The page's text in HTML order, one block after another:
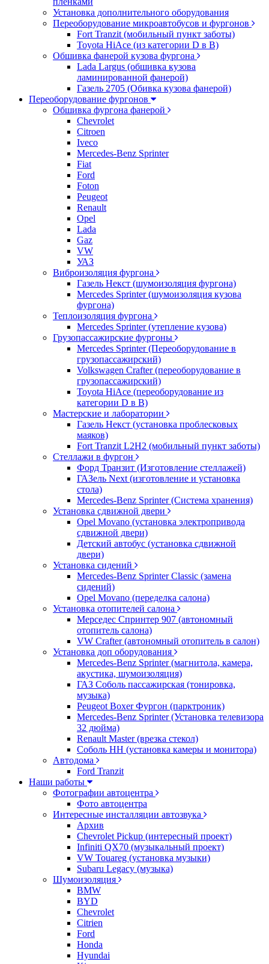
Установка дополнительного оборудования
Переоборудование микроавтобусов и фургонов
Fort Tranzit (мобильный пункт заботы)
Toyota HiAce (из категории D в B)
Обшивка фанерой кузова фургона
Lada Largus (обшивка кузова
ламинированной фанерой)
Газель 2705 (Обивка кузова фанерой)
Переоборудование фургонов
Обшивка фургона фанерой
Chevrolet
Citroen
Iveco
Mercedes-Benz Sprinter
Fiat
Ford
Foton
Peugeot
Renault
Opel
Lada
Gaz
VW
УАЗ
Виброизоляция фургона
Газель Некст (шумоизоляция фургона)
Mercedes Sprinter (шумоизоляция кузова
фургона)
Теплоизоляция фургона
Mercedes Sprinter (утепление кузова)
Грузопассажирские фургоны
Mercedes Sprinter (Переоборудование в
грузопассажирский)
Volkswagen Crafter (переоборудование в
грузопассажирский)
Toyota HiAce (переоборудование из
категории D в B)
Мастерские и лаборатории
Газель Некст (установка проблесковых
маяков)
Fort Tranzit L2H2 (мобильный пункт заботы)
Стеллажи в фургон
Форд Транзит (Изготовление стеллажей)
ГАЗель Next (изготовление и установка
стола)
Mercedes-Benz Sprinter (Система хранения)
Установка сдвижной двери
Opel Movano (установка электропривода
сдвижной двери)
Детский автобус (установка сдвижной
двери)
Установка сидений
Mercedes-Benz Sprinter Classic (замена
сидений)
Opel Movano (переделка салона)
Установка отопителей салона
Мерседес Спринтер 907 (автономный
отопитель салона)
VW Crafter (автономный отопитель в салон)
Установка доп оборудования
Mercedes-Benz Sprinter (магнитола, камера,
акустика, шумоизоляция)
ГАЗ Соболь пассажирская (тонировка,
музыка)
Peugeot Boxer Фургон (парктроник)
Mercedes-Benz Sprinter (Установка телевизора
32 дюйма)
Renault Master (врезка стекол)
Соболь НН (установка камеры и монитора)
Автодома
Ford Tranzit
Наши работы
Фотографии автоцентра
Фото автоцентра
Интересные инсталляции автозвука
Архив
Chevrolet Pickup (интересный проект)
Infiniti QX70 (музыкальный проект)
VW Touareg (установка музыки)
Subaru Legacy (музыка)
Шумоизоляция
BMW
BYD
Chevrolet
Citrien
Ford
Honda
Hyundai